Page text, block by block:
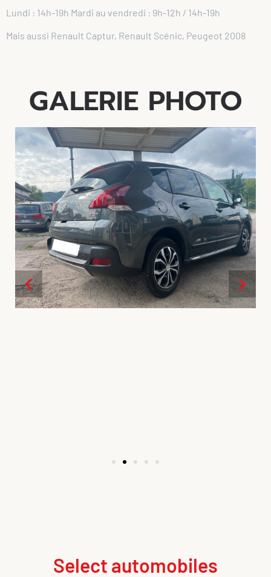
Lundi : 14h-19h Mardi au vendredi : 9h-12h / 14h-19h
Mais aussi Renault Captur, Renault Scénic, Peugeot 2008
GALERIE PHOTO
Select automobiles